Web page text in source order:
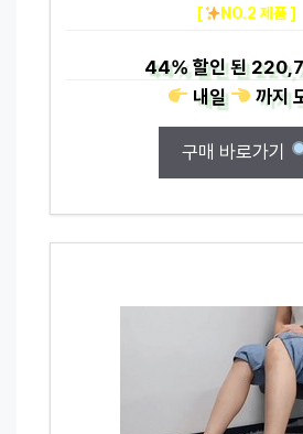
[ NO.2 제품 ]
44%할인 된
내일
까지
구매 바로가기